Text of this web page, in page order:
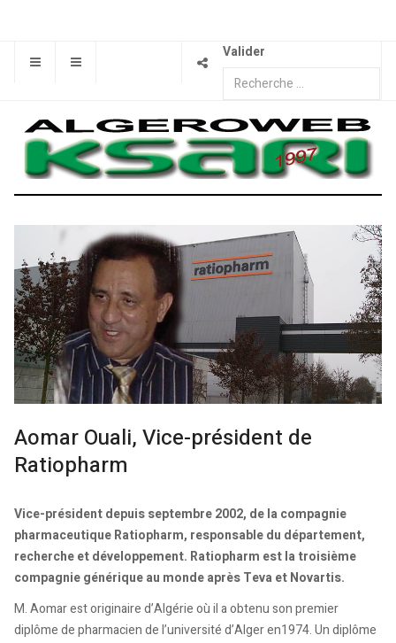
Valider
Aomar Ouali, Vice-président de
Ratiopharm
Vice-président depuis septembre 2002, de la compagnie
pharmaceutique Ratiopharm, responsable du département,
recherche et développement. Ratiopharm est la troisième
compagnie générique au monde après Teva et Novartis.
M. Aomar est originaire d’Algérie où il a obtenu son premier
diplôme de pharmacien de l’université d’Alger en1974. Un diplôme